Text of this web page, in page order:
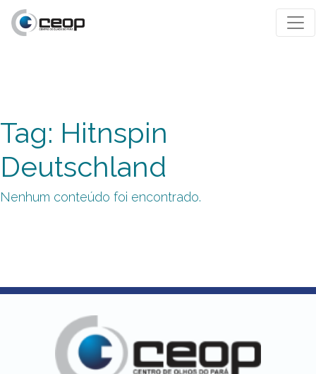
Tag: Hitnspin
Deutschland
Nenhum conteúdo foi encontrado.